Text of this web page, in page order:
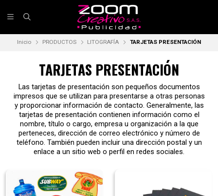
Inicio PRODUCTOS LITOGRAFÍA TARJETAS PRESENTACIÓN
TARJETAS PRESENTACIÓN
Las tarjetas de presentación son pequeños documentos
impresos que se utilizan para presentarse a otras personas
y proporcionar información de contacto. Generalmente, las
tarjetas de presentación contienen información como el
nombre, título o cargo, empresa u organización a la que
perteneces, dirección de correo electrónico y número de
teléfono. También pueden incluir una dirección postal y un
enlace a un sitio web o perfil en redes sociales.